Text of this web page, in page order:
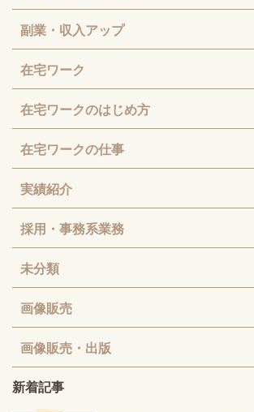
副業・収入アップ
在宅ワーク
在宅ワークのはじめ方
在宅ワークの仕事
実績紹介
採用・事務系業務
未分類
画像販売
画像販売・出版
新着記事